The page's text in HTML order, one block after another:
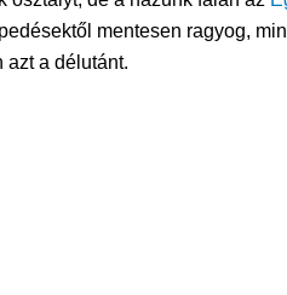
mentesen ragyog,
azt a délutánt.